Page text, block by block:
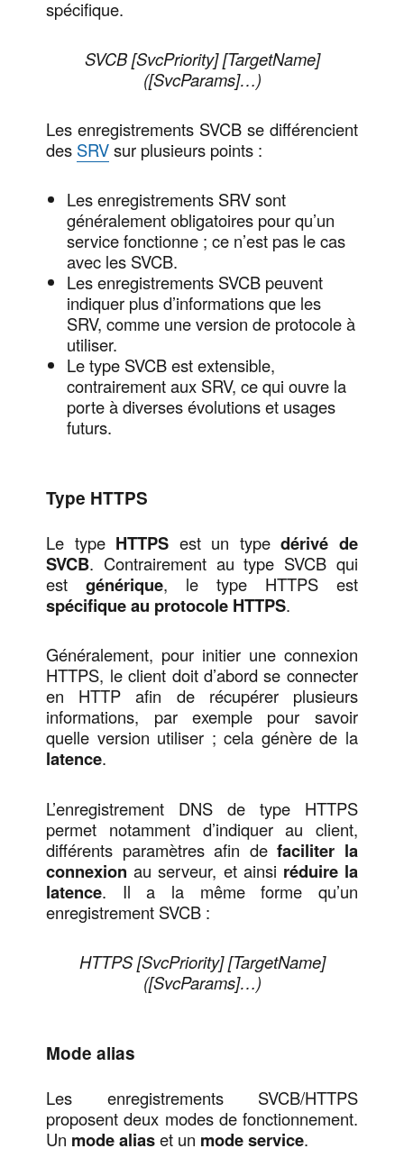
spécifique.
SVCB [SvcPriority] [TargetName]
([SvcParams]…)
Les enregistrements SVCB se différencient
des SRVsur plusieurs points :
Les enregistrements SRV sont
généralement obligatoires pour qu’un
service fonctionne ; ce n’est pas le cas
avec les SVCB.
Les enregistrements SVCB peuvent
indiquer plus d’informations que les
SRV, comme une version de protocole à
utiliser.
Le type SVCB est extensible,
contrairement aux SRV, ce qui ouvre la
porte à diverses évolutions et usages
futurs.
Type HTTPS
Le type HTTPS est un typedérivé de
SVCB. Contrairement au type SVCB qui
estgénérique, le type HTTPS est
spécifique au protocole HTTPS.
Généralement, pour initier une connexion
HTTPS, le client doit d’abord se connecter
en HTTP afin de récupérer plusieurs
informations, par exemple pour savoir
quelle version utiliser ; cela génère de la
latence.
L’enregistrement DNS de type HTTPS
permet notamment d’indiquer au client,
différents paramètres afin defaciliter la
connexion au serveur, et ainsi réduire la
latence. Il a la même forme qu’un
enregistrement SVCB :
HTTPS [SvcPriority] [TargetName]
([SvcParams]…)
Mode alias
Les enregistrements SVCB/HTTPS
proposent deux modes de fonctionnement.
Un mode aliaset un mode service.